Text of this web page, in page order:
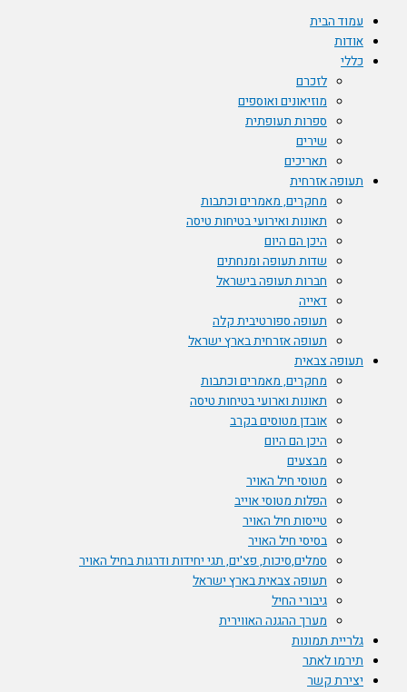
עמוד הבית
אודות
כללי
לזכרם
מוזיאונים ואוספים
ספרות תעופתית
שירים
תאריכים
תעופה אזרחית
מחקרים, מאמרים וכתבות
תאונות ואירועי בטיחות טיסה
היכן הם היום
שדות תעופה ומנחתים
חברות תעופה בישראל
דאייה
תעופה ספורטיבית קלה
תעופה אזרחית בארץ ישראל
תעופה צבאית
מחקרים, מאמרים וכתבות
תאונות וארועי בטיחות טיסה
אובדן מטוסים בקרב
היכן הם היום
מבצעים
מטוסי חיל האויר
הפלות מטוסי אוייב
טייסות חיל האויר
בסיסי חיל האויר
סמלים,סיכות, פצ'ים, תגי יחידות ודרגות בחיל האויר
תעופה צבאית בארץ ישראל
גיבורי החיל
מערך ההגנה האווירית
גלריית תמונות
תירמו לאתר
יצירת קשר